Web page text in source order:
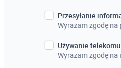
Przesyłanie
Wyrażam zgodę
Używanie
Wyrażam zgodę